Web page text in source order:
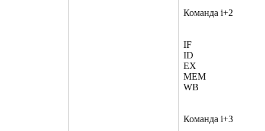
Команда i+2
IF
ID
EX
MEM
WB
Команда i+3